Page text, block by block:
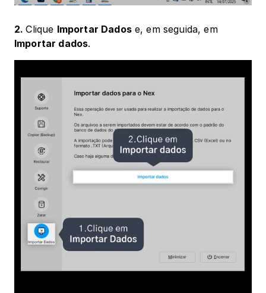
2. Clique Importar Dados
e, em seguida, em
Importar dados.